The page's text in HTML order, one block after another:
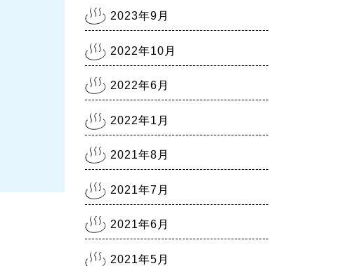
熊本県に『まん延防止等重点
2021.7.30
熊本銭湯の日記『熊本まん延
防止宣言7/31～8/22』
熊本銭湯の日記『リスクレベ
ル5 厳戒警報』
2023年9月
2022年10月
2022年6月
2022年1月
2021年8月
2021年7月
2021年6月
2021年5月